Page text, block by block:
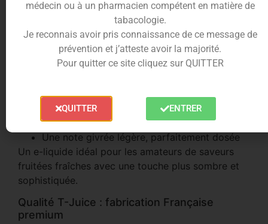
Une explosion de fruits noirs frais
Le Black Astaire mise sur une palette aromatique
riche et gourmande :
Cassis intense et juteux
Raisins noirs sucrés et profonds
Fruits rouges frais signature Astaire
Une note givrée légère, parfaitement dosée
Un e-liquide idéal pour les amateurs de saveurs
fruitées fraîches avec une touche plus sombre et
sophistiquée.
Qualité T-Juice : fabrication Française
premium
médecin ou à un pharmacien compétent en matière de
tabacologie.
Je reconnais avoir pris connaissance de ce message de
prévention et j’atteste avoir la majorité.
Pour quitter ce site cliquez sur QUITTER
QUITTER ENTRER